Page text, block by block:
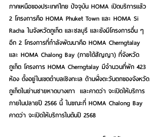
ภาคเหนือของประเทศไทย ปัจจุบัน HOMA เปิดบริการแล้ว
2 โครงการคือ HOMA Phuket Town และ HOMA Si
Racha ในจังหวัดภูเก็ต และชลบุรี และยังมีโครงการอื่น ๆ
อีก 2 โครงการที่กำลังพัฒนาคือ HOMA Cherngtalay
และ HOMA Chalong Bay (ภายใต้สัญญา) ที่จังหวัด
ภูเก็ต โครงการ HOMA Cherngtalay มีจำนวนที่พัก 423
ห้อง ตั้งอยู่ในเขตตำบลเชิงทะเล ด้านฝั่งตะวันตกของจังหวัด
ภูเก็ตในย่านชายหาดบางเทา  และคาดว่า จะเปิดให้บริการ
ภายในปลายปี 2566 นี้ ในขณะที่ HOMA Chalong Bay
คาดว่า จะเปิดให้บริการในต้นปี 2568